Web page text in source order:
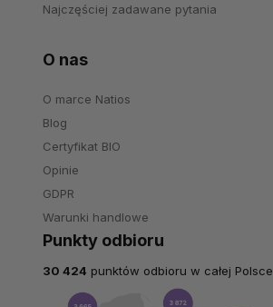
Najczęściej zadawane pytania
O nas
O marce Natios
Blog
Certyfikat BIO
Opinie
GDPR
Warunki handlowe
Punkty odbioru
30 424 punktów odbioru w całej Polsce